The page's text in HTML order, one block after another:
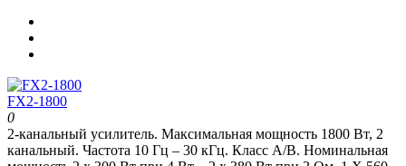
FX2-1800
0
2-канальный усилитель. Максимальная мощность 1800 Вт, 2
канальный. Частота 10 Гц – 30 кГц. Класс А/В. Номинальная